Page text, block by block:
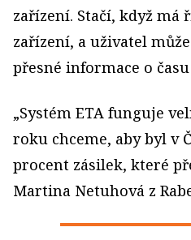
zařízení. Stačí, když má
zařízení, a uživatel
přesné informace o
„Systém ETA funguje
roku chceme, aby byl v
procent zásilek, které
Martina Netuhová z